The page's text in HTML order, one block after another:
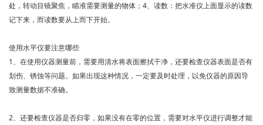
处，转动目镜聚焦，瞄准需要测量的物体；4、读数：把水准仪上面显示的读数
记下来，而读数要从上而下开始。
使用水平仪要注意哪些
1、在使用仪器测量前，需要用清水将表面擦拭干净，还要检查仪器表面是否有
划伤、锈蚀等问题。如果出现这种情况，一定要及时处理，以免仪器的原因导
致测量数据不准确。
2、还要检查仪器是否归零，如果没有在零的位置，需要对水平仪进行调整才能